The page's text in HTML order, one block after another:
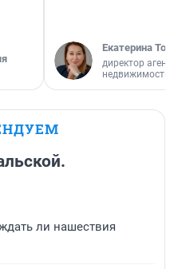
Екатерина
директор
недвижимости
ли нашествия